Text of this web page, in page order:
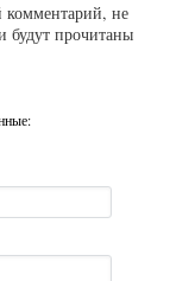
комментарий, не
прочитаны